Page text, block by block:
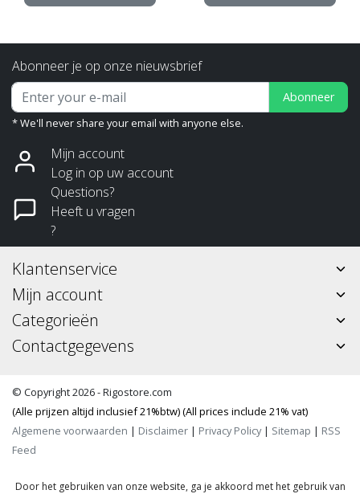
Abonneer je op onze nieuwsbrief
Abonneer
* We'll never share your email with anyone else.
Mijn account
Log in op uw account
Questions?
Heeft u vragen
?
Klantenservice
Mijn account
Categorieën
Contactgegevens
© Copyright 2026 - Rigostore.com
(Alle prijzen altijd inclusief 21%btw) (All prices include 21% vat)
Algemene voorwaarden | Disclaimer | Privacy Policy| Sitemap | RSS
Feed
Door het gebruiken van onze website, ga je akkoord met het gebruik van